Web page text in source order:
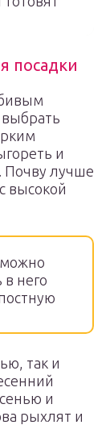
посадки
и
Почву лучше
высокой
в него
так и
и
рыхлят и